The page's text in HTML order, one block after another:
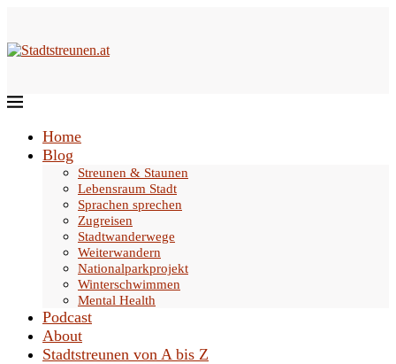
Home
Blog
Streunen & Staunen
Lebensraum Stadt
Sprachen sprechen
Zugreisen
Stadtwanderwege
Weiterwandern
Nationalparkprojekt
Winterschwimmen
Mental Health
Podcast
About
Stadtstreunen von A bis Z